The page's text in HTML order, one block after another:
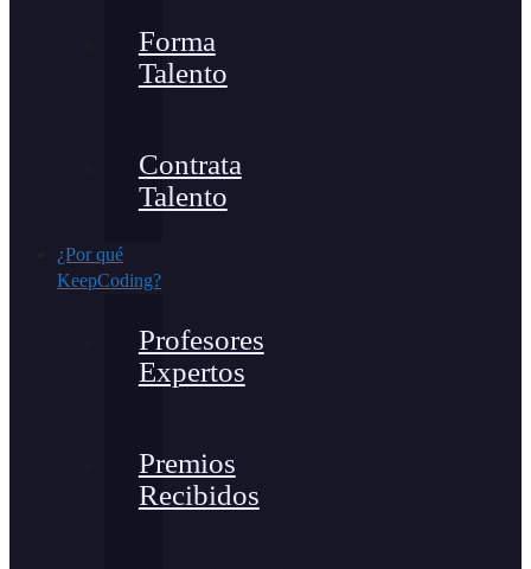
Forma
Talento
Contrata
Talento
¿Por qué
KeepCoding?
Profesores
Expertos
Premios
Recibidos